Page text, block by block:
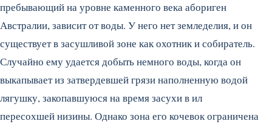
пребывающий на уровне каменного века абориген
Австралии, зависит от воды. У него нет земледелия, и он
существует в засушливой зоне как охотник и собиратель.
Случайно ему удается добыть немного воды, когда он
выкапывает из затвердевшей грязи наполненную водой
лягушку, закопавшуюся на время засухи в ил
пересохшей низины. Однако зона его кочевок ограничена